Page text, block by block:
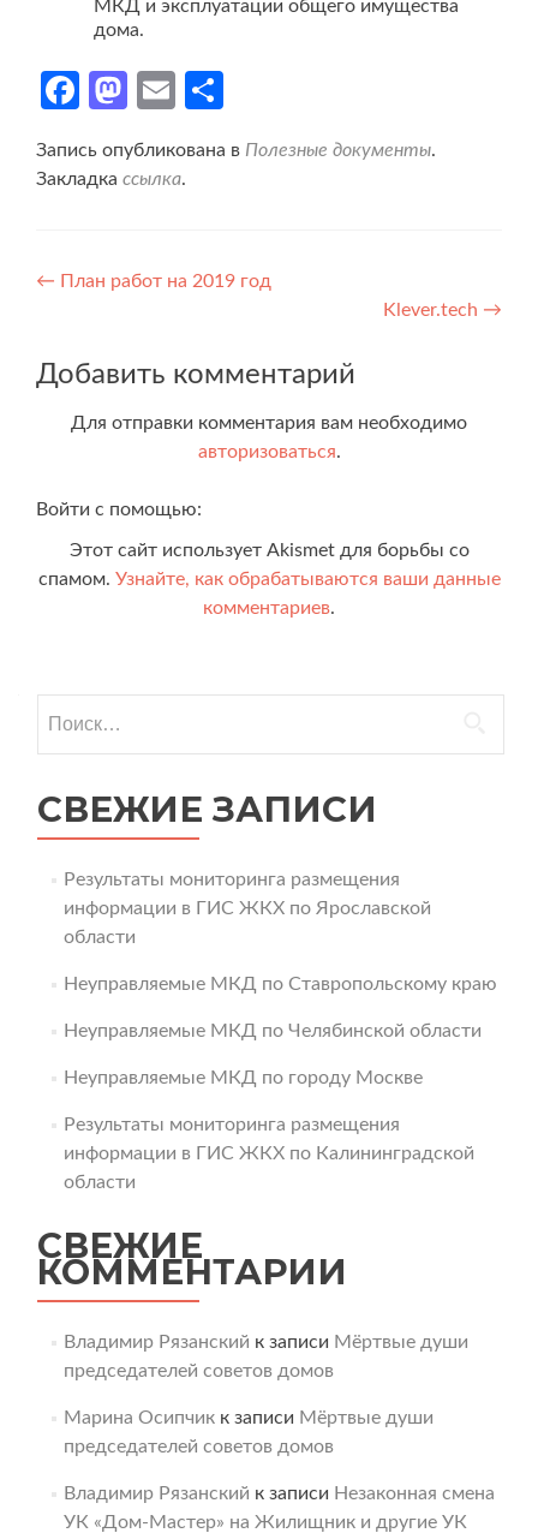
МКД и эксплуатации общего имущества
дома.
Facebook
Mastodon
Email
Запись опубликована в Полезные документы.
Закладка ссылка.
Навигация
записям
← План работ на 2019 год
Klever.tech →
Добавить комментарий
Для отправки комментария вам необходимо
авторизоваться.
Войти с помощью:
Этот сайт использует Akismet для борьбы со
спамом. Узнайте, как обрабатываются ваши данные
комментариев.
СВЕЖИЕ ЗАПИСИ
Результаты мониторинга размещения
информации в ГИС ЖКХ по Ярославской
области
Неуправляемые МКД по Ставропольскому краю
Неуправляемые МКД по Челябинской области
Неуправляемые МКД по городу Москве
Результаты мониторинга размещения
информации в ГИС ЖКХ по Калининградской
области
СВЕЖИЕ
КОММЕНТАРИИ
Владимир Рязанский к записи Мёртвые души
председателей советов домов
Марина Осипчикк записи Мёртвые души
председателей советов домов
Владимир Рязанский к записи Незаконная смена
УК «Дом-Мастер» на Жилищник и другие УК